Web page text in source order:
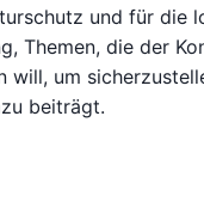
und für die
Themen, die der
will, um
beiträgt.